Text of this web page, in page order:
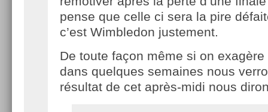
pense que celle ci sera la pire
c’est Wimbledon justement.
De toute façon même si on
dans quelques semaines nous
résultat de cet après-midi nous